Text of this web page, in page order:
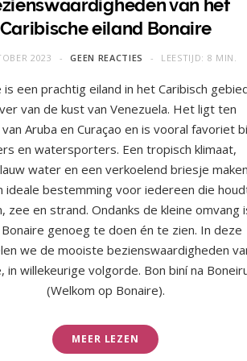
van het
Caribische eiland Bonaire
2023 GEEN REACTIES LEESTIJD: 8 MIN.
is een prachtig eiland in het Caribisch
van de kust van Venezuela. Het ligt ten
Aruba en Curaçao en is vooral favoriet
en watersporters. Een tropisch klimaat,
water en een verkoelend briesje maken
ideale bestemming voor iedereen die
zee en strand. Ondanks de kleine omvang
genoeg te doen én te zien. In deze
we de mooiste bezienswaardigheden
in willekeurige volgorde. Bon biní na
(Welkom op Bonaire).
MEER LEZEN